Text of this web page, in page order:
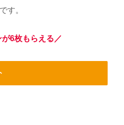
す。
6枚もらえる／